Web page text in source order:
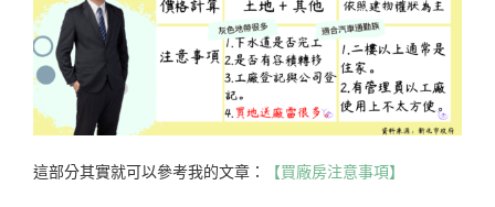
這部分其實就可以參考我的文章： 【買廠房注意事項】